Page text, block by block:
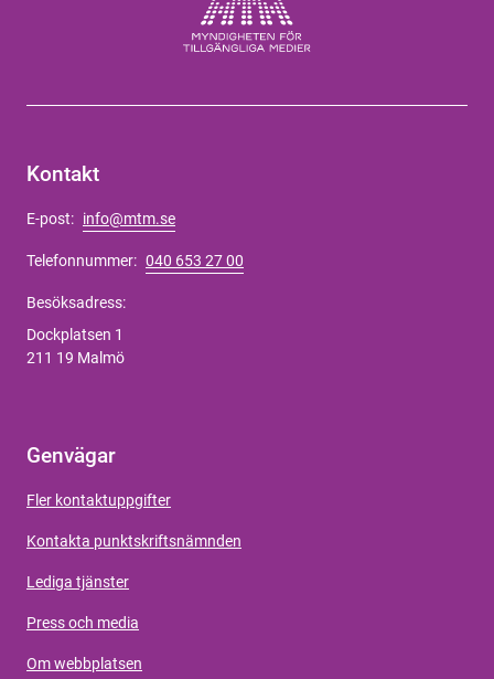
Kontakt
E-post: info@mtm.se
Telefonnummer: 040 653 27 00
Besöksadress:
Dockplatsen 1
211 19 Malmö
Genvägar
Fler kontaktuppgifter
Kontakta punktskriftsnämnden
Lediga tjänster
Press och media
Om webbplatsen